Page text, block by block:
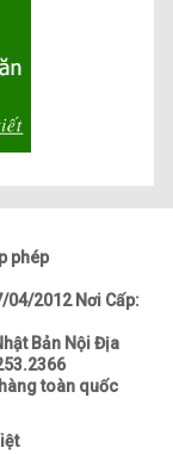
phép
04/2012 Nơi Cấp:
Bản Nội Địa
toàn quốc